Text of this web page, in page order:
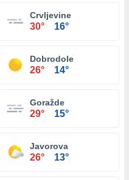
Crvljevine
30° 16°
Dobrodole
26° 14°
Goražde
29° 15°
Javorova
26° 13°